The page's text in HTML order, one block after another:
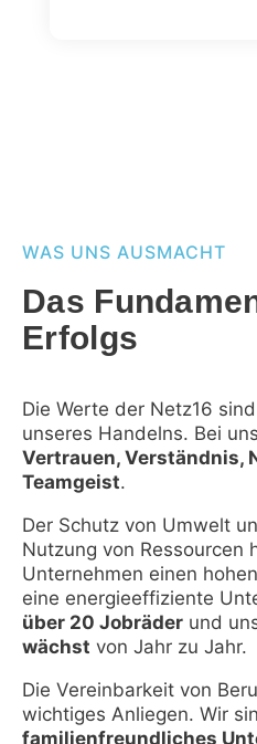
WAS UNS AUSMACHT
Das
Erfolgs
Die Werte der Netz16
unseres Handelns. Bei
Vertrauen, Verständnis,
Teamgeist.
Der Schutz von Umwelt
Nutzung von Ressourcen
Unternehmen einen
eine energieeffiziente
über 20 Jobräder und
wächst von Jahr zu Jahr.
Die Vereinbarkeit von
wichtiges Anliegen. Wir
familienfreundliches